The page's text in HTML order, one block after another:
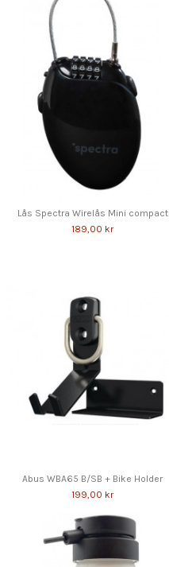
Lås Spectra Wirelås Mini compact
189,00 kr
Abus WBA65 B/SB + Bike Holder
199,00 kr